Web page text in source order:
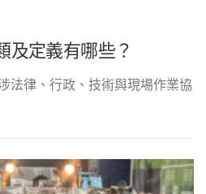
及定義有哪些？
法律、行政、技術與現場作業協